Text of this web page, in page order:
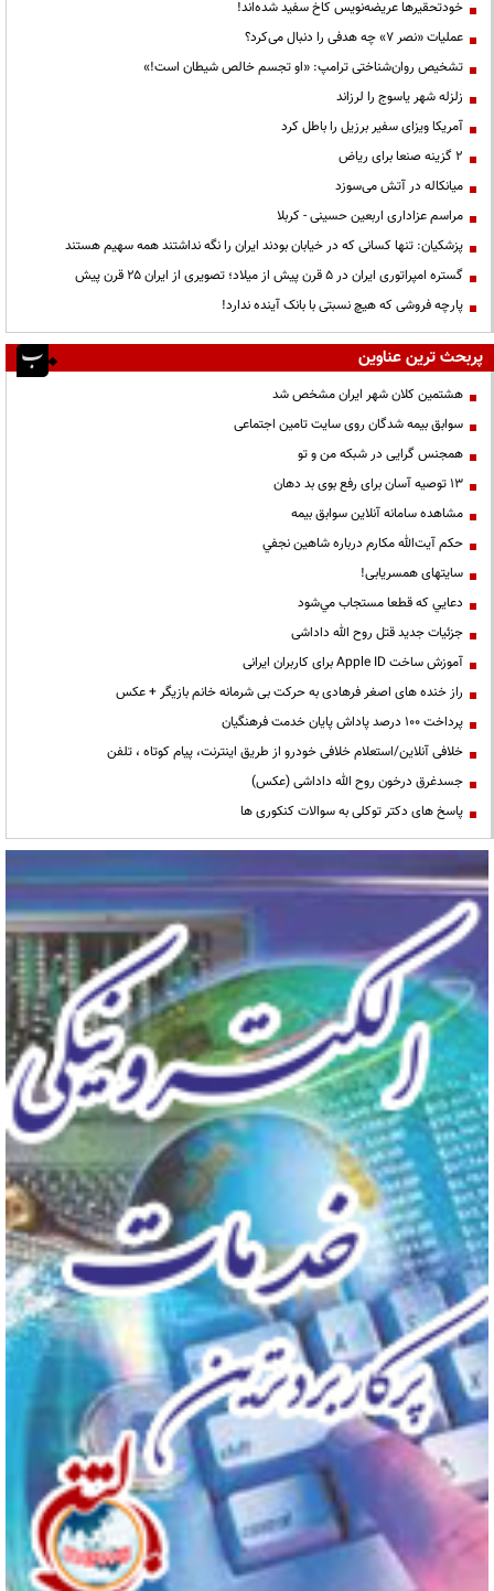
خودتحقیرها عریضه‌نویس کاخ سفید شده‌اند!
عملیات «نصر ۷» چه هدفی را دنبال می‌کرد؟
تشخیص روان‌شناختی ترامپ: «او تجسم خالص شیطان است!»
زلزله شهر یاسوج را لرزاند
آمریکا ویزای سفیر برزیل را باطل کرد
۲ گزینه صنعا برای ریاض
میانکاله در آتش می‌سوزد
مراسم عزاداری اربعین حسینی - کربلا
پزشکیان: تنها کسانی که در خیابان بودند ایران را نگه نداشتند همه سهیم هستند
گستره امپراتوری ایران در ۵ قرن پیش از میلاد؛ تصویری از ایران ۲۵ قرن پیش
پارچه فروشی که هیچ نسبتی با بانک آینده ندارد!
پربحث ترین عناوین
هشتمین کلان شهر ایران مشخص شد
سوابق بیمه شدگان روی سایت تامین اجتماعی
همجنس گرایی در شبکه من و تو
13 توصیه آسان برای رفع بوی بد دهان
مشاهده سامانه آنلاين سوابق بیمه
حكم آيت‌الله مكارم درباره شاهين نجفي
سایتهای همسریابی!
دعايي كه قطعا مستجاب مي‌شود
جزئیات جدید قتل روح الله داداشی
آموزش ساخت Apple ID برای کاربران ایرانی
راز خنده های اصغر فرهادی به حرکت بی شرمانه خانم بازیگر + عکس
پرداخت ۱۰۰ درصد پاداش پایان خدمت فرهنگیان
خلافی آنلاین/استعلام خلافی خودرو از طریق اینترنت، پیام کوتاه ، تلفن
جسدغرق درخون روح الله داداشی (عکس)
پاسخ های دکتر توکلی به سوالات کنکوری ها